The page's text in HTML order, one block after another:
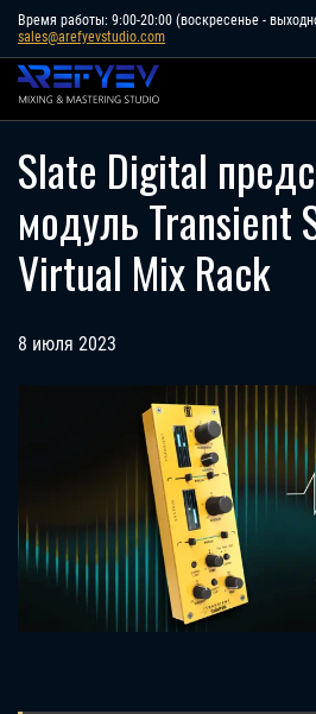
Skip
content
Время работы: 9:00-20:00 (воскресенье -
sales@arefyevstudio.com
Slate Digital
модуль Transient
Virtual Mix Rack
8 июля 2023